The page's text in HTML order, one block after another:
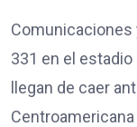
Comunicaciones
331 en el
llegan de caer